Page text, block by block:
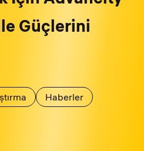
Güçlerini
Haberler